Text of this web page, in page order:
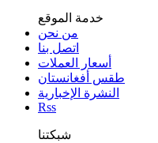
خدمة الموقع
من نحن
اتصل بنا
أسعار العملات
طقس أفغانستان
النشرة الإخبارية
Rss
شبكتنا